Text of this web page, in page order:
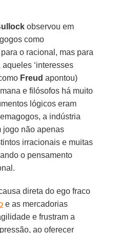
observou em
como
o racional, mas para
‘interesses
Freud apontou)
e filósofos há muito
lógicos eram
a indústria
jogo não apenas
irracionais e muitas
o pensamento
direta do ego fraco
e as mercadorias
e frustram a
ao oferecer